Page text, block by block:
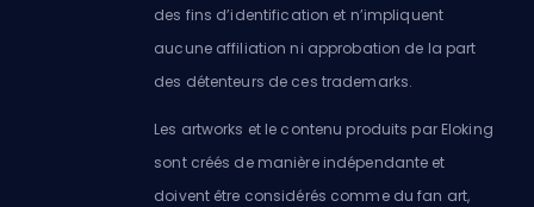
des fins d’identification et n’impliquent
aucune affiliation ni approbation de la part
des détenteurs de ces trademarks.
Les artworks et le contenu produits par Eloking
sont créés de manière indépendante et
doivent être considérés comme du fan art,